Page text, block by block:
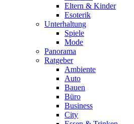
Eltern & Kinder
Esoterik
Unterhaltung
Spiele
Mode
Panorama
Ratgeber
Ambiente
Auto
Bauen
Büro
Business
City